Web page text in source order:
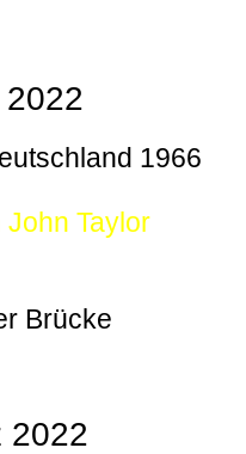
2022
1966
Taylor
Brücke
2022